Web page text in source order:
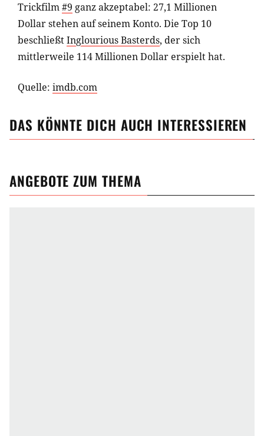
Trickfilm#9 ganz akzeptabel: 27,1 Millionen
Dollar stehen auf seinem Konto. Die Top 10
beschließtInglourious Basterds, der sich
mittlerweile 114 Millionen Dollar erspielt hat.
Quelle: imdb.com
DAS KÖNNTE DICH AUCH INTERESSIEREN
ANGEBOTE ZUM THEMA